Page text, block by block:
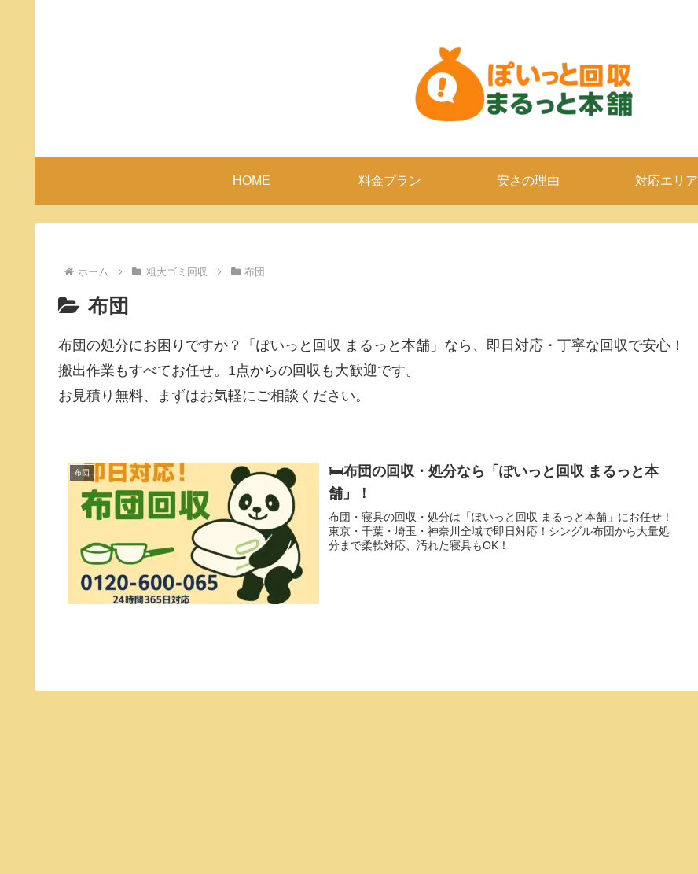
HOME 料金プラン 安さの理由 対応エリア
ホーム 粗大ゴミ回収 布団
布団
布団の処分にお困りですか？「ぽいっと回収 まるっと本舗」なら、即日対応・丁寧な回収で安心！
搬出作業もすべてお任せ。1点からの回収も大歓迎です。
お見積り無料、まずはお気軽にご相談ください。
布団
🛏布団の回収・処分なら「ぽいっと回収 まるっと本
舗」！
布団・寝具の回収・処分は「ぽいっと回収 まるっと本舗」にお任せ！
東京・千葉・埼玉・神奈川全域で即日対応！シングル布団から大量処
分まで柔軟対応、汚れた寝具もOK！